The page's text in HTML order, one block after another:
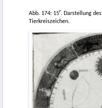
Abb. 174: 15r. Darstellung
Tierkreiszeichen.